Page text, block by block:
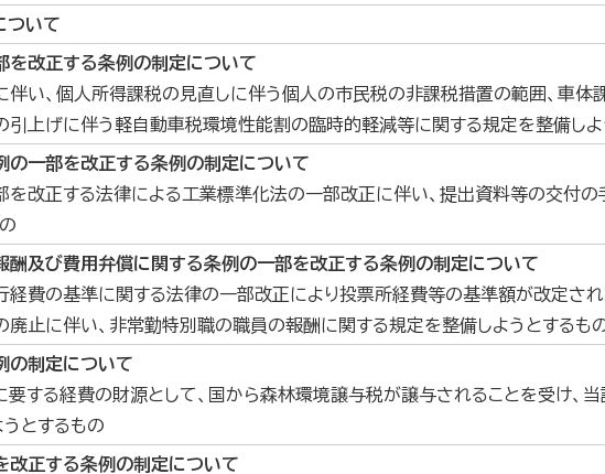
ついて
を改正する条例の制定について
伴い、個人所得課税の見直しに伴う個人の市民税の非課税措置の範囲、車体
上げに伴う軽自動車税環境性能割の臨時的軽減等に関する規定を整備しよ
の一部を改正する条例の制定について
を改正する法律による工業標準化法の一部改正に伴い、提出資料等の交付
酬及び費用弁償に関する条例の一部を改正する条例の制定について
経費の基準に関する法律の一部改正により投票所経費等の基準額が改定さ
止に伴い、非常勤特別職の職員の報酬に関する規定を整備しようとするも
の制定について
要する経費の財源として、国から森林環境譲与税が譲与されることを受け、
とするもの
改正する条例の制定について